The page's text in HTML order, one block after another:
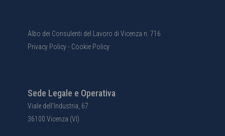
Albo dei Consulenti del Lavoro di Vicenza n. 716
Privacy Policy- Cookie Policy
Sede Legale e Operativa
Viale dell'Industria, 67
36100 Vicenza (VI)